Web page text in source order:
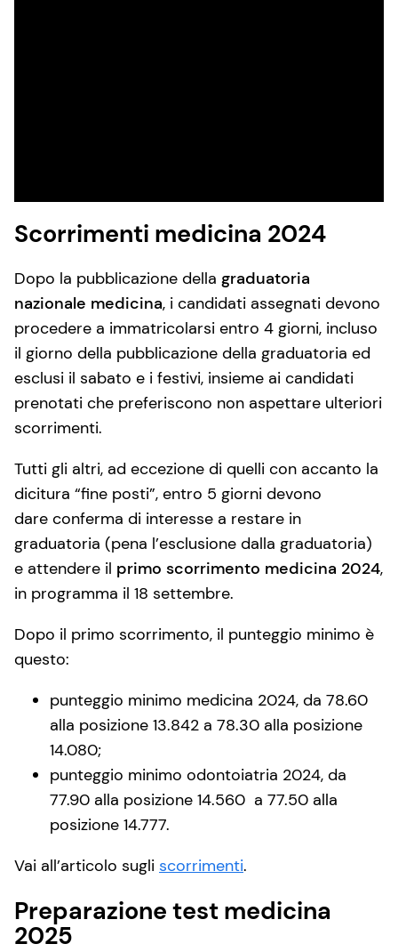
Scorrimenti medicina 2024
Dopo la pubblicazione della graduatoria
nazionale medicina, i candidati assegnati devono
procedere a immatricolarsi entro 4 giorni, incluso
il giorno della pubblicazione della graduatoria ed
esclusi il sabato e i festivi, insieme ai candidati
prenotati che preferiscono non aspettare ulteriori
scorrimenti.
Tutti gli altri, ad eccezione di quelli con accanto la
dicitura “fine posti”, entro 5 giorni devono
dare conferma di interesse a restare in
graduatoria (pena l’esclusione dalla graduatoria)
e attendere il primo scorrimento medicina 2024,
in programma il 18 settembre.
Dopo il primo scorrimento, il punteggio minimo è
questo:
punteggio minimo medicina 2024, da 78.60
alla posizione 13.842 a 78.30 alla posizione
14.080;
punteggio minimo odontoiatria 2024, da
77.90 alla posizione 14.560 a 77.50 alla
posizione 14.777.
Vai all’articolo sugli scorrimenti.
Preparazione test medicina
2025